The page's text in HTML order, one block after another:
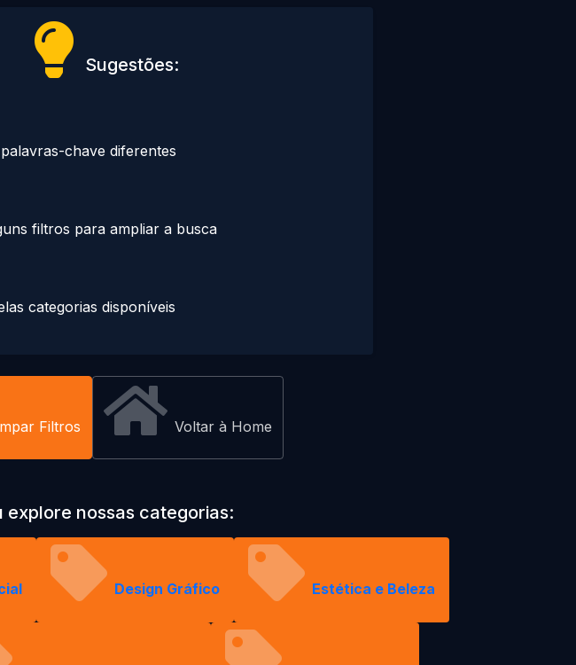
Sugestões:
chave diferentes
filtros para ampliar a busca
categorias disponíveis
Filtros Voltar à Home
explore nossas categorias:
Design Gráfico Estética e Beleza